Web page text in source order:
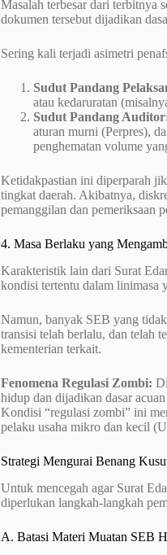
Masalah terbesar dari terbitnya
dokumen tersebut dijadikan
Sering kali terjadi asimetri
Sudut Pandang
atau kedaruratan
Sudut Pandang
aturan murni (Perpres),
penghematan volume
Ketidakpastian ini diperparah
tingkat daerah. Akibatnya,
pemanggilan dan pemeriksaan
4. Masa Berlaku yang
Karakteristik lain dari Surat
kondisi tertentu dalam linimasa
Namun, banyak SEB yang
transisi telah berlalu, dan telah
kementerian terkait.
Fenomena Regulasi Zombi:
hidup dan dijadikan dasar
Kondisi “regulasi zombi” ini
pelaku usaha mikro dan kecil
Strategi Mengurai Benang
Untuk mencegah agar Surat
diperlukan langkah-langkah
A. Batasi Materi Muatan SEB